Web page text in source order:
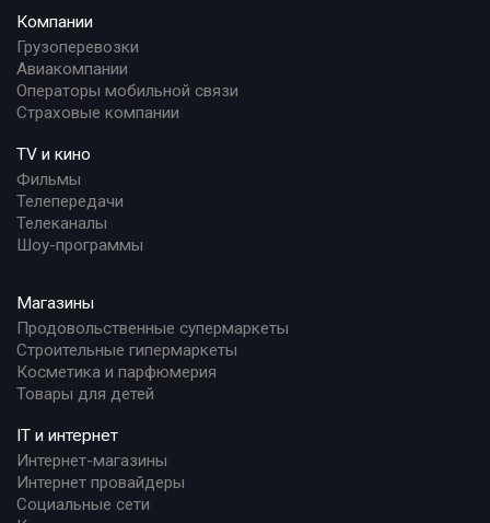
Компании
Грузоперевозки
Авиакомпании
Операторы мобильной связи
Страховые компании
TV и кино
Фильмы
Телепередачи
Телеканалы
Шоу-программы
Магазины
Продовольственные супермаркеты
Строительные гипермаркеты
Косметика и парфюмерия
Товары для детей
IT и интернет
Интернет-магазины
Интернет провайдеры
Социальные сети